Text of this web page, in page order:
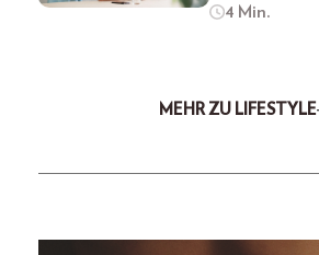
4 Min.
MEHR ZU LIFESTYLE